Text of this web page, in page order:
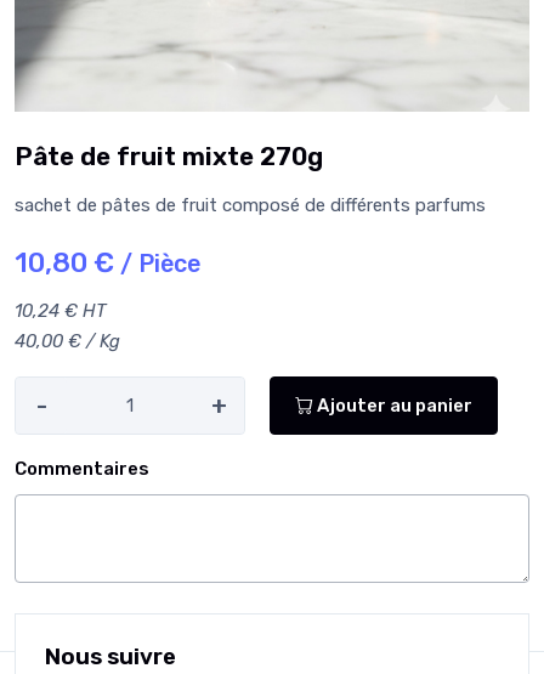
Pâte de fruit mixte 270g
sachet de pâtes de fruit composé de différents parfums
10,80 € / Pièce
10,24 € HT
40,00 € / Kg
- + Ajouter au panier
Commentaires
Nous suivre